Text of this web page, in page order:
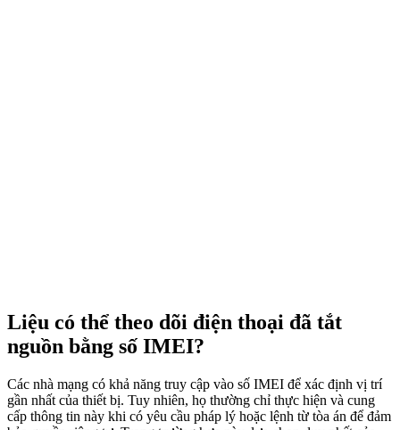
Liệu có thể theo dõi điện thoại đã tắt
nguồn bằng số IMEI?
Các nhà mạng có khả năng truy cập vào số IMEI để xác định vị trí
gần nhất của thiết bị. Tuy nhiên, họ thường chỉ thực hiện và cung
cấp thông tin này khi có yêu cầu pháp lý hoặc lệnh từ tòa án để đảm